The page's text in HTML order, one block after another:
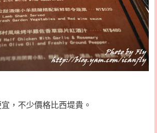
，不少價格比西堤貴。